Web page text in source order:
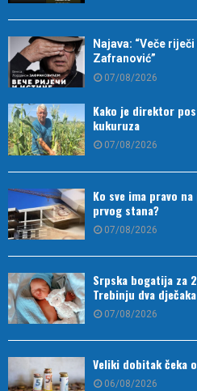
Najava: “Veče
Zafranović”
07/08/2026
Kako je direktor
kukuruza
07/08/2026
Ko sve ima pravo
prvog stana?
07/08/2026
Srpska bogatija za
Trebinju dva dječaka
07/08/2026
Veliki dobitak čeka
06/08/2026